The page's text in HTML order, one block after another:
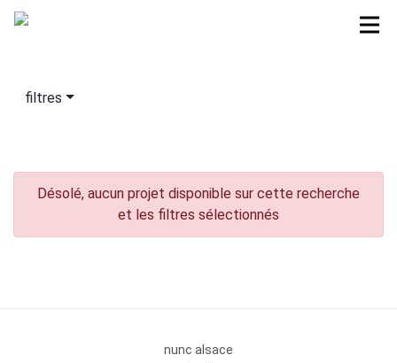
filtres
Désolé, aucun projet disponible sur cette recherche
et les filtres sélectionnés
nunc alsace